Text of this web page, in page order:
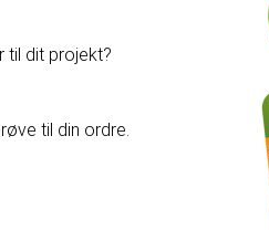
til dit projekt?
til din ordre.